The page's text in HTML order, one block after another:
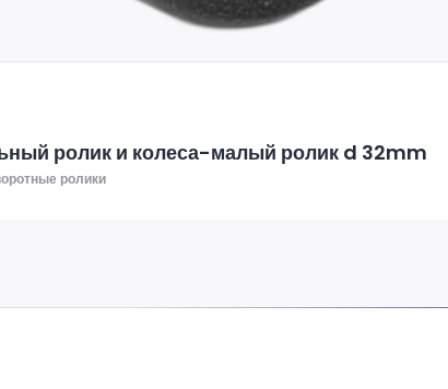
ролик и колеса-малый ролик d 32mm
ролики